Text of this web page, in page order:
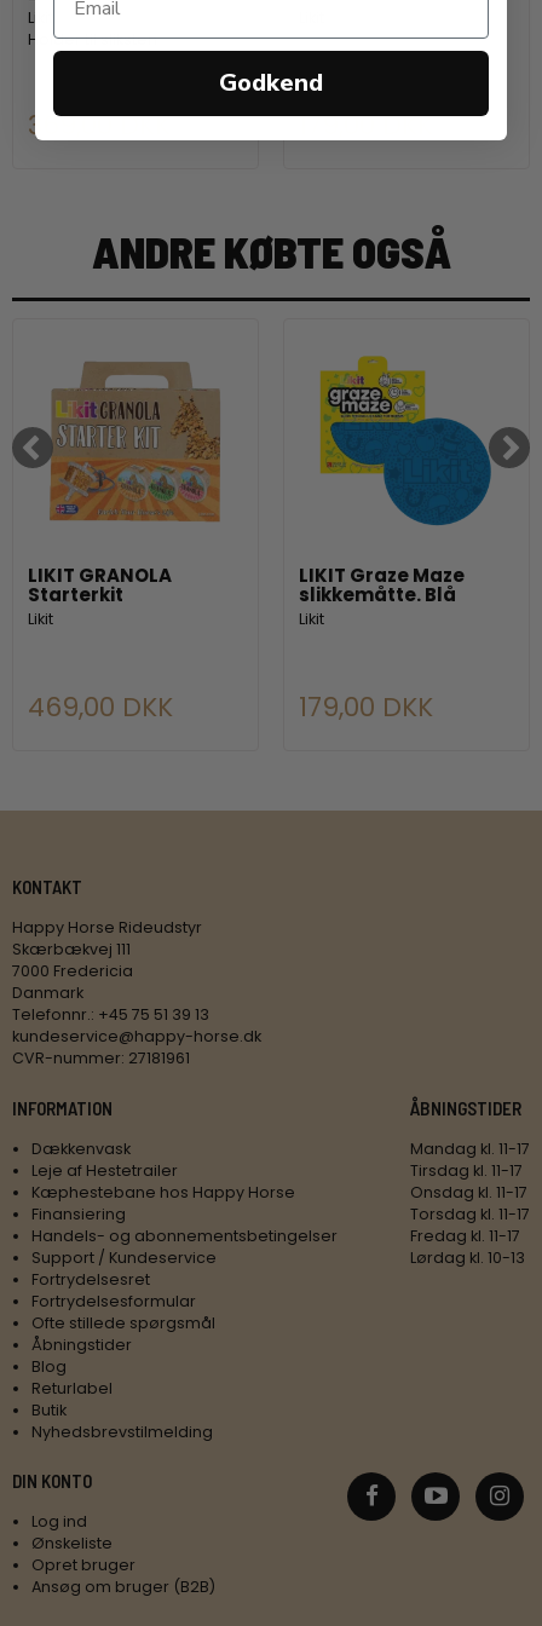
Likit
Holder til sliksten
369,00 DKK 179,00 DKK
ANDRE KØBTE OGSÅ
LIKIT GRANOLA
Starterkit
Likit
469,00 DKK
LIKIT Graze Maze
slikkemåtte. Blå
Likit
179,00 DKK
KONTAKT
Happy Horse Rideudstyr
Skærbækvej 111
7000 Fredericia
Danmark
Telefonnr.: +45 75 51 39 13
kundeservice@happy-horse.dk
CVR-nummer: 27181961
INFORMATION
Dækkenvask
Leje af Hestetrailer
Kæphestebane hos Happy Horse
Finansiering
Handels- og abonnementsbetingelser
Support / Kundeservice
Fortrydelsesret
Fortrydelsesformular
Ofte stillede spørgsmål
Åbningstider
Blog
Returlabel
Butik
Nyhedsbrevstilmelding
ÅBNINGSTIDER
Mandag kl. 11-17
Tirsdag kl. 11-17
Onsdag kl. 11-17
Torsdag kl. 11-17
Fredag kl. 11-17
Lørdag kl. 10-13
DIN KONTO
Log ind
Ønskeliste
Opret bruger
Ansøg om bruger (B2B)
Godkend